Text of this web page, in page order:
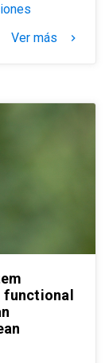
Ver más
keyboard_arrow_right
functional